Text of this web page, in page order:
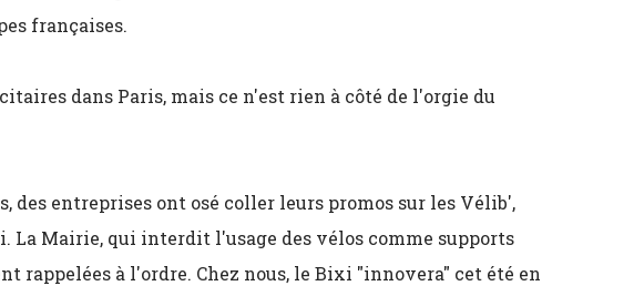
françaises.
dans Paris, mais ce n'est rien à côté de l'orgie du
des entreprises ont osé coller leurs promos sur les Vélib',
Mairie, qui interdit l'usage des vélos comme supports
rappelées à l'ordre. Chez nous, le Bixi "innovera" cet été en